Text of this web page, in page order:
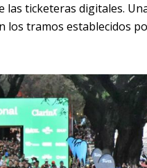
las ticketeras digitales.
los tramos establecidos